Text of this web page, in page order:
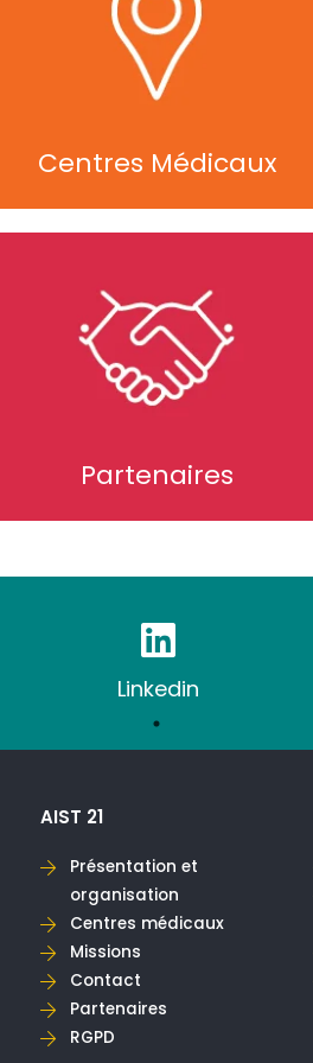
Centres Médicaux
Partenaires
Linkedin
AIST 21
Présentation et
organisation
Centres médicaux
Missions
Contact
Partenaires
RGPD